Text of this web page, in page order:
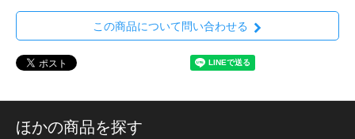
この商品について問い合わせる
ほかの商品を探す